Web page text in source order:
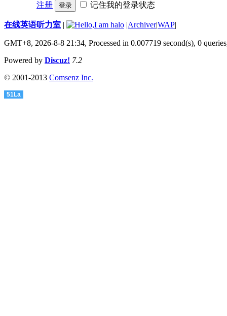
注册
登录 记住我的登录状态
在线英语听力室 | |Archiver|WAP|
GMT+8, 2026-8-8 21:34, Processed in 0.007719 second(s), 0
Powered by Discuz! 7.2
© 2001-2013 Comsenz Inc.
51La